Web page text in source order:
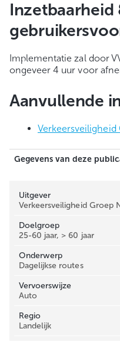
Inzetbaarheid
Implementatie zal door
ongeveer 4 uur voor
Aanvullende
Gegevens van deze
Uitgever
Verkeersveiligheid Groep
Doelgroep
25-60 jaar, > 60 jaar
Onderwerp
Dagelijkse routes
Vervoerswijze
Auto
Regio
Landelijk